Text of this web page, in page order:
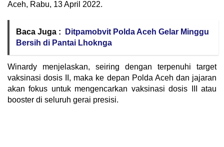
Aceh, Rabu, 13 April 2022.
Baca Juga :
Ditpamobvit Polda Aceh Gelar Minggu
Bersih di Pantai Lhoknga
Winardy menjelaskan, seiring dengan terpenuhi target
vaksinasi dosis II, maka ke depan Polda Aceh dan jajaran
akan fokus untuk mengencarkan vaksinasi dosis III atau
booster di seluruh gerai presisi.